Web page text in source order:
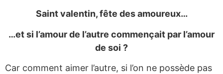
Saint valentin, fête des amoureux…
…et si l’amour de l’autre commençait par l’amour
de soi ?
Car comment aimer l’autre, si l’on ne possède pas